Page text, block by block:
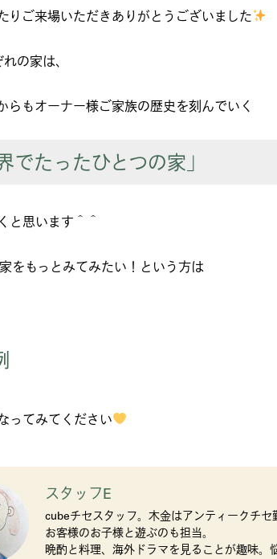
りご来場いただきありがとうございました
の家は、
らもオーナー様ご家族の歴史を刻んでいく
でたったひとつの家」
と思います＾＾
をもっとみてみたい！という方は
ってみてください
スタッフE
cubeチセスタッフ。木金はアンティークチセ
お客様のお子様と遊ぶのも担当。
晩酌と料理、海外ドラマを見ることが趣味。